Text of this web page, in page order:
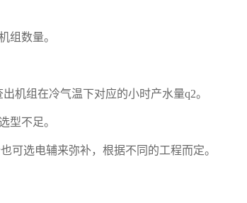
组数量。
机组在冷气温下对应的小时产水量q2。
型不足。
可选电辅来弥补，根据不同的工程而定。